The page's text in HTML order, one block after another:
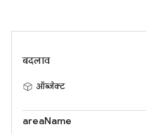
बदलाव
ऑब्जेक्ट
areaName